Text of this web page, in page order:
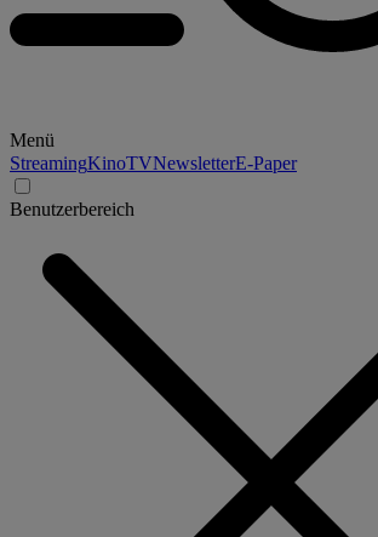
Menü
StreamingKinoTVNewsletterE-Paper
Benutzerbereich